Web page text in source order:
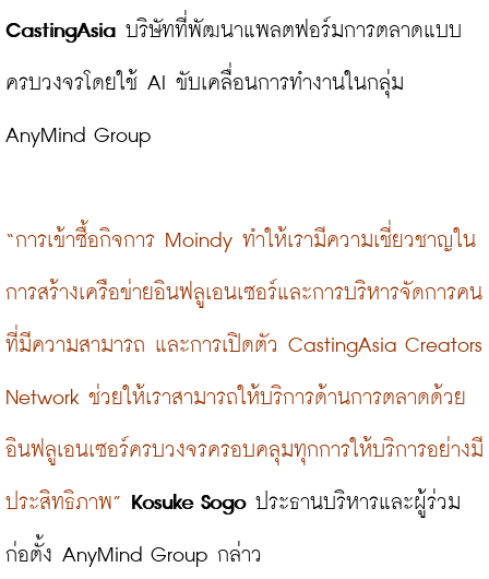
CastingAsia บริษัทที่พัฒนาแพลตฟอร์มการตลาดแบบ
ครบวงจรโดยใช้ AI ขับเคลื่อนการทำงานในกลุ่ม
AnyMind Group
“การเข้าซื้อกิจการ Moindy ทำให้เรามีความเชี่ยวชาญใน
การสร้างเครือข่ายอินฟลูเอนเซอร์และการบริหารจัดการคน
ที่มีความสามารถ และการเปิดตัว CastingAsia Creators
Network ช่วยให้เราสามารถให้บริการด้านการตลาดด้วย
อินฟลูเอนเซอร์ครบวงจรครอบคลุมทุกการให้บริการอย่างมี
ประสิทธิภาพ” Kosuke Sogo ประธานบริหารและผู้ร่วม
ก่อตั้ง AnyMind Group กล่าว